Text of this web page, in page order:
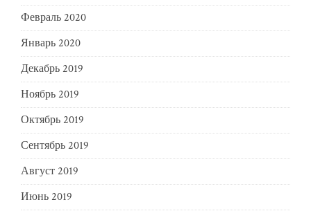
Февраль 2020
Январь 2020
Декабрь 2019
Ноябрь 2019
Октябрь 2019
Сентябрь 2019
Август 2019
Июнь 2019